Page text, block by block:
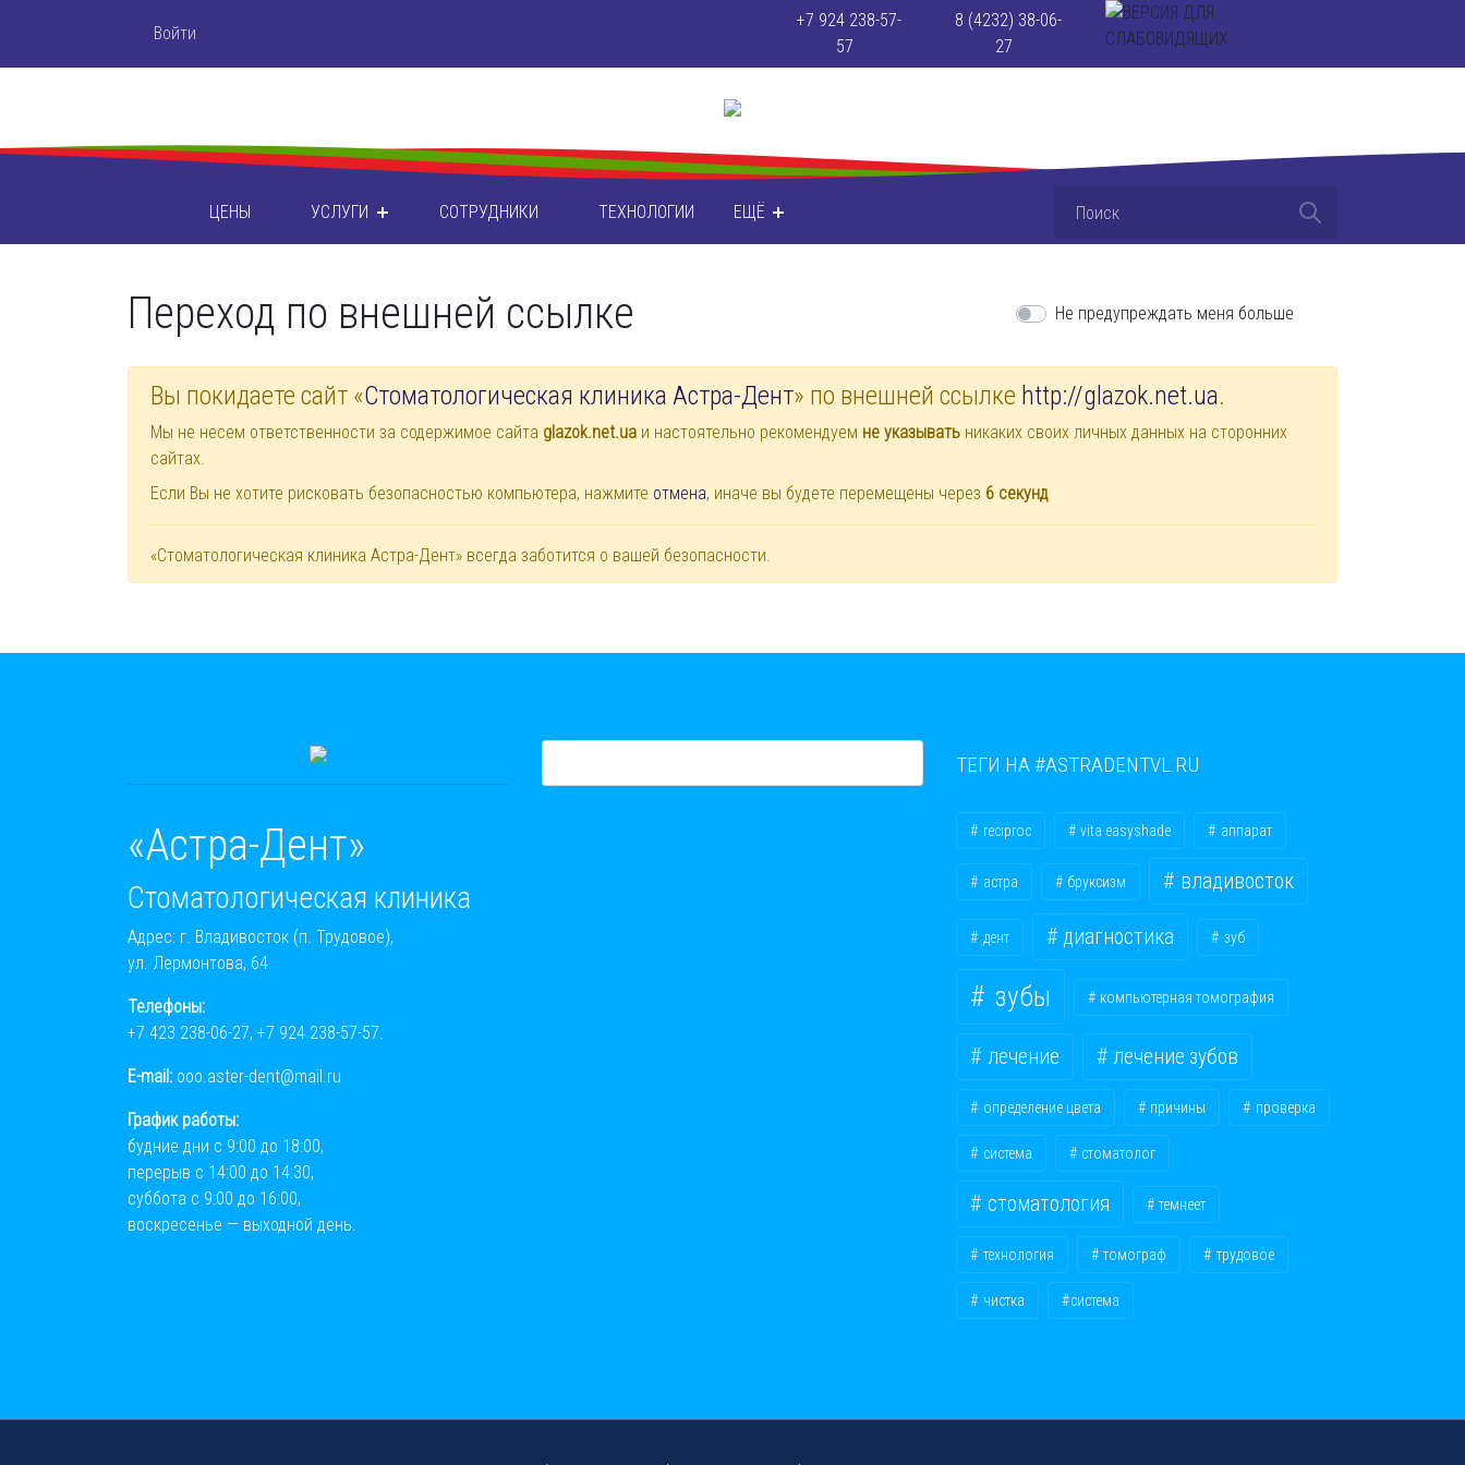
Войти
+7 924 238-57-
57
8 (4232) 38-06-
27
ЦЕНЫ УСЛУГИ СОТРУДНИКИ ТЕХНОЛОГИИ ЕЩЁ
Переход по внешней ссылке Не предупреждать меня больше
Вы покидаете сайт «Стоматологическая клиника Астра-Дент» по внешней ссылке http://glazok.net.ua.
Мы не несем ответственности за содержимое сайта glazok.net.ua и настоятельно рекомендуем не указывать никаких своих личных данных на сторонних
сайтах.
Если Вы не хотите рисковать безопасностью компьютера, нажмите отмена, иначе вы будете перемещены через 6 секунд
«Стоматологическая клиника Астра-Дент» всегда заботится о вашей безопасности.
«Астра-Дент»
Стоматологическая клиника
Адрес: г. Владивосток (п. Трудовое),
ул. Лермонтова, 64
Телефоны:
+7 423 238-06-27, +7 924 238-57-57.
E-mail: ooo.aster-dent@mail.ru
График работы:
будние дни с 9:00 до 18:00,
перерыв с 14:00 до 14:30,
суббота с 9:00 до 16:00,
воскресенье — выходной день.
ТЕГИ НА #ASTRADENTVL.RU
reciproc vita easyshade аппарат
астра бруксизм владивосток
дент диагностика зуб
зубы компьютерная томография
лечение лечение зубов
определение цвета причины проверка
система стоматолог
стоматология темнеет
технология томограф трудовое
чистка ​система